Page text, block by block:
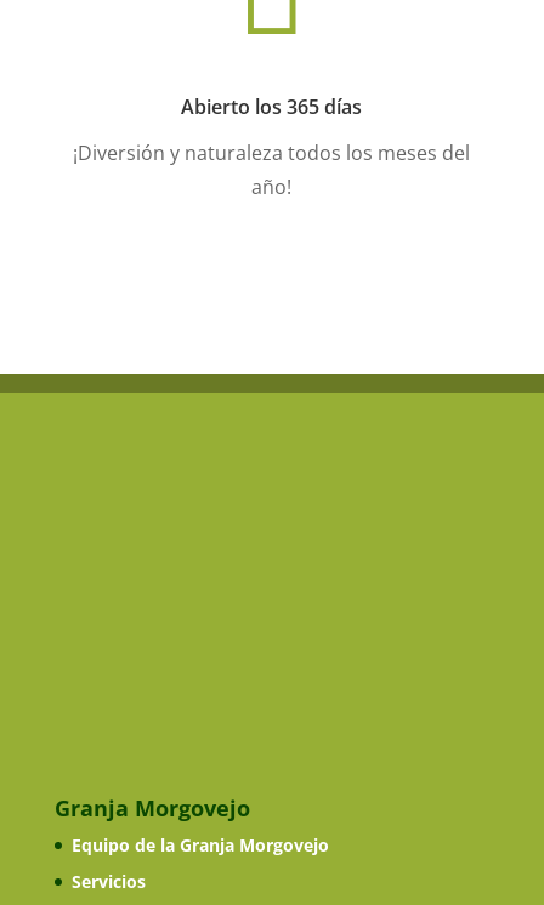
Abierto los 365 días
¡Diversión y naturaleza todos los meses del
año!
Granja Morgovejo
Equipo de la Granja Morgovejo
Servicios